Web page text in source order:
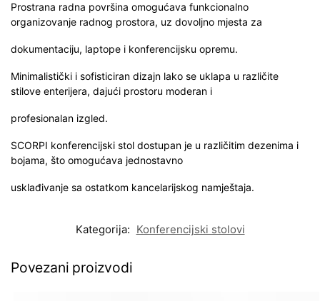
Prostrana radna površina omogućava funkcionalno
organizovanje radnog prostora, uz dovoljno mjesta za
dokumentaciju, laptope i konferencijsku opremu.
Minimalistički i sofisticiran dizajn lako se uklapa u različite
stilove enterijera, dajući prostoru moderan i
profesionalan izgled.
SCORPI konferencijski stol dostupan je u različitim dezenima i
bojama, što omogućava jednostavno
usklađivanje sa ostatkom kancelarijskog namještaja.
Kategorija: Konferencijski stolovi
Povezani proizvodi